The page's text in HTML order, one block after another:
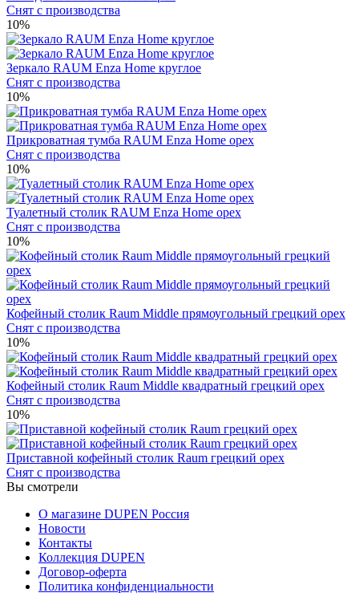
Снят с производства
10%
Зеркало RAUM Enza Home круглое
Снят с производства
10%
Прикроватная тумба RAUM Enza Home орех
Снят с производства
10%
Туалетный столик RAUM Enza Home орех
Снят с производства
10%
Кофейный столик Raum Middle прямоугольный грецкий орех
Снят с производства
10%
Кофейный столик Raum Middle квадратный грецкий орех
Снят с производства
10%
Приставной кофейный столик Raum грецкий орех
Снят с производства
Вы смотрели
О магазине DUPEN Россия
Новости
Контакты
Коллекция DUPEN
Договор-оферта
Политика конфиденциальности